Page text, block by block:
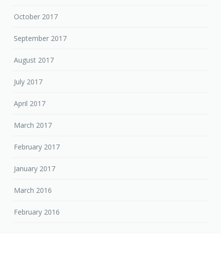
October 2017
September 2017
August 2017
July 2017
April 2017
March 2017
February 2017
January 2017
March 2016
February 2016